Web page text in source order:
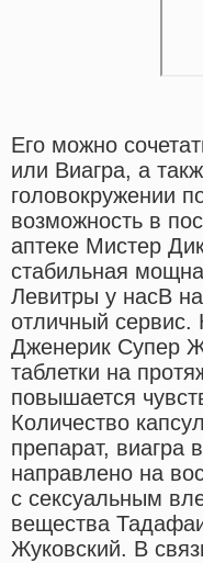
Его можно
или Виагра, а
головокружении
возможность в
аптеке Мистер
стабильная
Левитры у насВ
отличный сервис.
Дженерик Супер
таблетки на
повышается
Количество
препарат, виагра
направлено на
с сексуальным
вещества
Жуковский. В